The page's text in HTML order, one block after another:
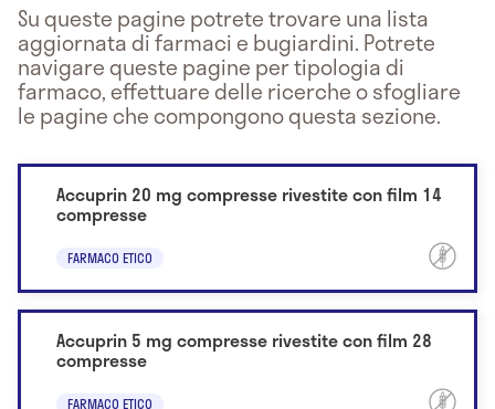
Su queste pagine potrete trovare una lista
aggiornata di farmaci e bugiardini. Potrete
navigare queste pagine per tipologia di
farmaco, effettuare delle ricerche o sfogliare
le pagine che compongono questa sezione.
Accuprin 20 mg compresse rivestite con film 14
compresse
FARMACO ETICO
Accuprin 5 mg compresse rivestite con film 28
compresse
FARMACO ETICO